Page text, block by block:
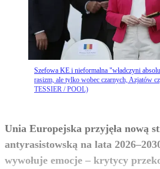
Szefowa KE i nieformalna "władczyni
rasizm, ale tylko wobec czarnych, Azjatów
TESSIER / POOL)
Unia Europejska przyjęła nową
antyrasistowską na lata
wywołuje emocje – krytycy